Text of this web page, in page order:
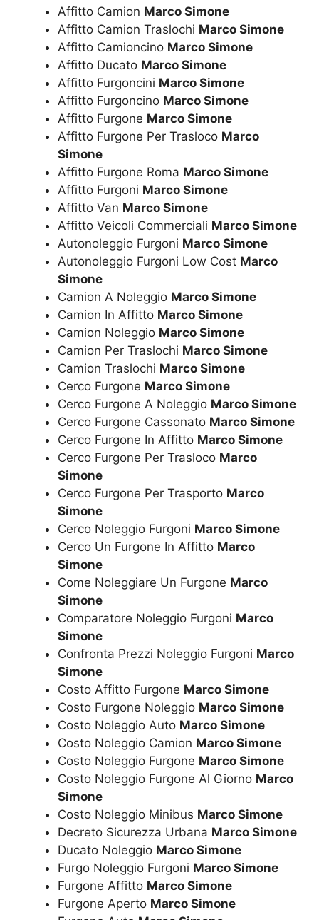
Affitto Camion Marco Simone
Affitto Camion Traslochi Marco Simone
Affitto Camioncino Marco Simone
Affitto Ducato Marco Simone
Affitto Furgoncini Marco Simone
Affitto Furgoncino Marco Simone
Affitto Furgone Marco Simone
Affitto Furgone Per Trasloco Marco
Simone
Affitto Furgone Roma Marco Simone
Affitto Furgoni Marco Simone
Affitto Van Marco Simone
Affitto Veicoli Commerciali Marco Simone
Autonoleggio Furgoni Marco Simone
Autonoleggio Furgoni Low Cost Marco
Simone
Camion A Noleggio Marco Simone
Camion In Affitto Marco Simone
Camion Noleggio Marco Simone
Camion Per Traslochi Marco Simone
Camion Traslochi Marco Simone
Cerco Furgone Marco Simone
Cerco Furgone A Noleggio Marco Simone
Cerco Furgone Cassonato Marco Simone
Cerco Furgone In Affitto Marco Simone
Cerco Furgone Per Trasloco Marco
Simone
Cerco Furgone Per Trasporto Marco
Simone
Cerco Noleggio Furgoni Marco Simone
Cerco Un Furgone In Affitto Marco
Simone
Come Noleggiare Un Furgone Marco
Simone
Comparatore Noleggio Furgoni Marco
Simone
Confronta Prezzi Noleggio Furgoni Marco
Simone
Costo Affitto Furgone Marco Simone
Costo Furgone Noleggio Marco Simone
Costo Noleggio Auto Marco Simone
Costo Noleggio Camion Marco Simone
Costo Noleggio Furgone Marco Simone
Costo Noleggio Furgone Al Giorno Marco
Simone
Costo Noleggio Minibus Marco Simone
Decreto Sicurezza Urbana Marco Simone
Ducato Noleggio Marco Simone
Furgo Noleggio Furgoni Marco Simone
Furgone Affitto Marco Simone
Furgone Aperto Marco Simone